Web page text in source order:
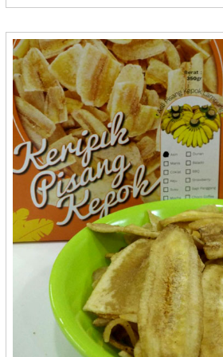
Batik Kecepit - Cilacap
Bebek HT - Surabaya
Berkah - Bontang
Berkah - Medan
Bersahaja - Cilegon
Bigost - Bandung
Bluder Metro - Madiun
Bolu Gulung Ridho - Banjarbaru
Bolu Kambu - Makasar
Bolu Kampung Ika La Iya - Medan
Bolu Salak Kenanga - Medan
Bolu Wijaya - Mojokerto
Bonles Frozenfood - Bontang
Bonting Dzakwani Food - Balikpapan
Borneo Bumun - Banjarbaru
BPK ANAS
BreadNaku - Purwakarta